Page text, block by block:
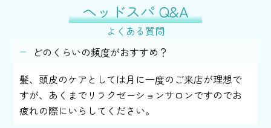
ヘッドスパ Q&A
よくある質問
どのくらいの頻度がおすすめ？
髪、頭皮のケアとしては月に一度のご来店が理想で
すが、あくまでリラクゼーションサロンですのでお
疲れの際にいらしてください。